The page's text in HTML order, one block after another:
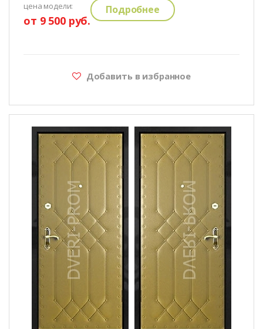
цена модели:
от 9 500 руб.
Подробнее
Добавить в избранное